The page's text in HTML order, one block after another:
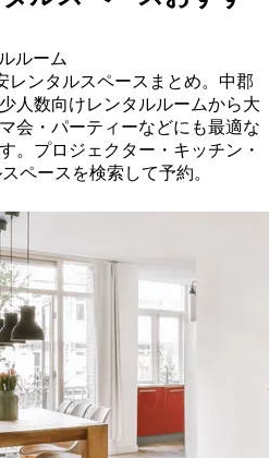
ルーム
レンタルスペースまとめ。中郡
人数向けレンタルルームから大
会・パーティーなどにも最適な
。プロジェクター・キッチン・
ペースを検索して予約。